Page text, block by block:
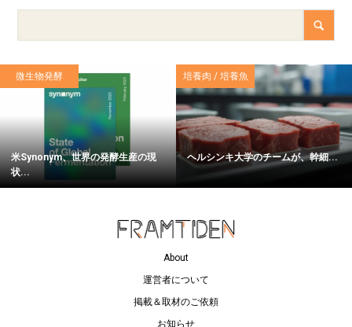
微生物発酵
米Synonym、世界の発酵生産の現
状...
培養肉 / 培養魚
ヘルシンキ大学のチームが、幹細...
About
運営者について
掲載＆取材のご依頼
お知らせ